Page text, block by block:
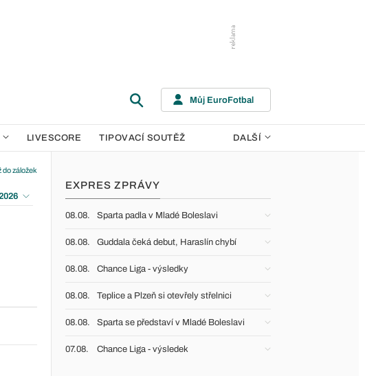
Můj EuroFotbal
LIVESCORE TIPOVACÍ SOUTĚŽ DALŠÍ
do záložek
EXPRES ZPRÁVY
08.08. Sparta padla v Mladé Boleslavi
08.08. Guddala čeká debut, Haraslín chybí
08.08. Chance Liga - výsledky
08.08. Teplice a Plzeň si otevřely střelnici
08.08. Sparta se představí v Mladé Boleslavi
07.08. Chance Liga - výsledek